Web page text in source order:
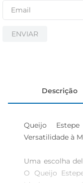
ENVIAR
Descrição
Queijo
Versatilidade à
Uma escolha
O Queijo